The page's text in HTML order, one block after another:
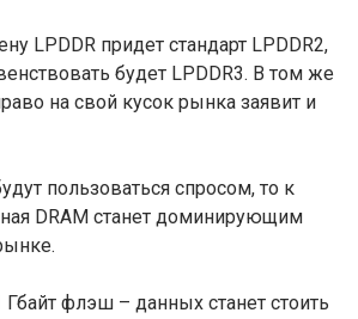
LPDDR придет стандарт LPDDR2,
будет LPDDR3. В том же
на свой кусок рынка заявит и
пользоваться спросом, то к
DRAM станет доминирующим
флэш – данных станет стоить